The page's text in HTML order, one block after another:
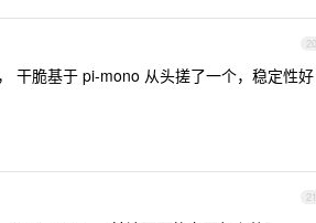
20
干脆基于 pi-mono 从头搓了一个，稳定性好
21